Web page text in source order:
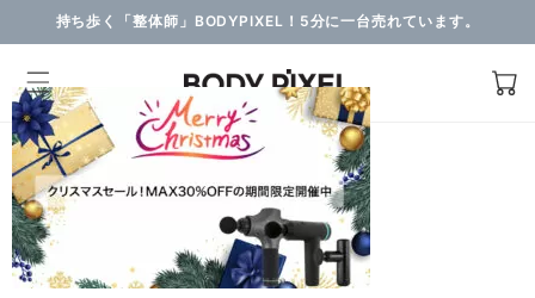
持ち歩く「整体師」BODYPIXEL！5分に一台売れています。